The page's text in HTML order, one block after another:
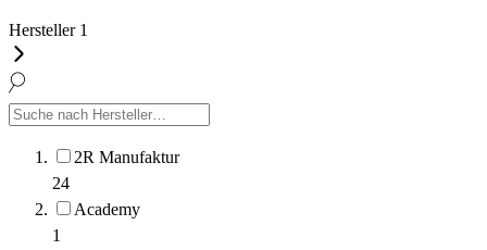
Hersteller 1
2R Manufaktur
24
Academy
1